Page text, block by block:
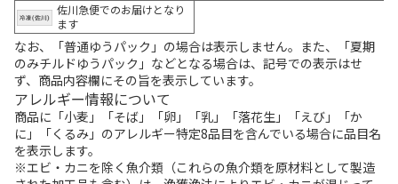
佐川急便でのお届けとなり
ます
なお、「普通ゆうパック」の場合は表示しません。また、「夏期
のみチルドゆうパック」などとなる場合は、記号での表示はせ
ず、商品内容欄にその旨を表示しています。
アレルギー情報について
商品に「小麦」「そば」「卵」「乳」「落花生」「えび」「か
に」「くるみ」のアレルギー特定8品目を含んでいる場合に品目名
を表示します。
※エビ・カニを除く魚介類（これらの魚介類を原材料として製造